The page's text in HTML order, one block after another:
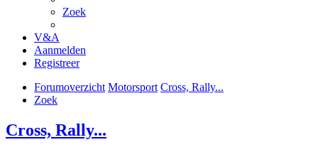
Zoek
V&A
Aanmelden
Registreer
Forumoverzicht Motorsport Cross, Rally...
Zoek
Cross, Rally...